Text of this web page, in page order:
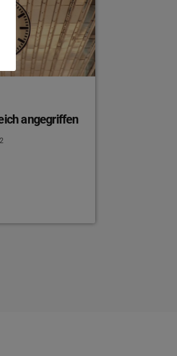
angegriffen
2